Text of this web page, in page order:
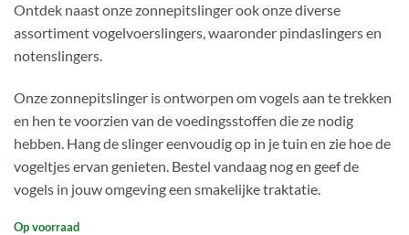
Ontdek naast onze zonnepitslinger ook onze diverse
assortiment vogelvoerslingers, waaronder pindaslingers en
notenslingers.
Onze zonnepitslinger is ontworpen om vogels aan te trekken
en hen te voorzien van de voedingsstoffen die ze nodig
hebben. Hang de slinger eenvoudig op in je tuin en zie hoe de
vogeltjes ervan genieten. Bestel vandaag nog en geef de
vogels in jouw omgeving een smakelijke traktatie.
Op voorraad